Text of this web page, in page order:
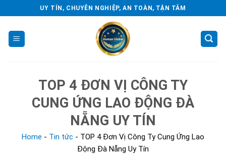
to
content
UY TÍN, CHUYÊN NGHIỆP, AN TOÀN, TẬN TÂM
TOP 4 ĐƠN VỊ CÔNG TY
CUNG ỨNG LAO ĐỘNG ĐÀ
NẴNG UY TÍN
Home - Tin tức - TOP 4 Đơn Vị Công Ty Cung Ứng Lao
Động Đà Nẵng Uy Tín